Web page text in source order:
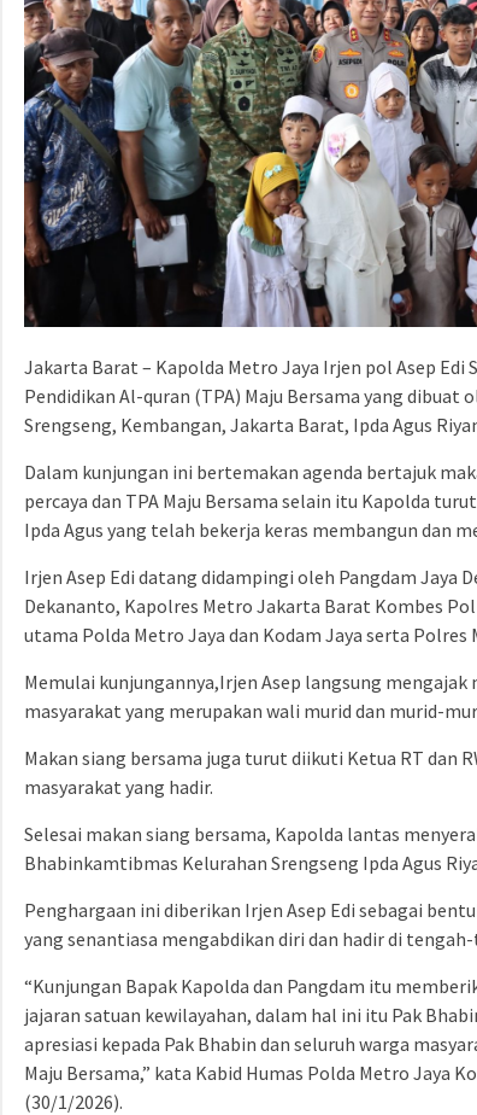
Jakarta Barat – Kapolda Metro Jaya Irjen pol Asep Edi
Pendidikan Al-quran (TPA) Maju Bersama yang
Srengseng, Kembangan, Jakarta Barat, Ipda Agus
Dalam kunjungan ini bertemakan agenda bertajuk
percaya dan TPA Maju Bersama selain itu Kapolda
Ipda Agus yang telah bekerja keras membangun dan
Irjen Asep Edi datang didampingi oleh Pangdam Jaya
Dekananto, Kapolres Metro Jakarta Barat Kombes
utama Polda Metro Jaya dan Kodam Jaya serta
Memulai kunjungannya,Irjen Asep langsung mengajak
masyarakat yang merupakan wali murid dan murid-
Makan siang bersama juga turut diikuti Ketua RT dan
masyarakat yang hadir.
Selesai makan siang bersama, Kapolda lantas
Bhabinkamtibmas Kelurahan Srengseng Ipda Agus
Penghargaan ini diberikan Irjen Asep Edi sebagai
yang senantiasa mengabdikan diri dan hadir di
“Kunjungan Bapak Kapolda dan Pangdam itu
jajaran satuan kewilayahan, dalam hal ini itu Pak
apresiasi kepada Pak Bhabin dan seluruh warga
Maju Bersama,” kata Kabid Humas Polda Metro Jaya
(30/1/2026).